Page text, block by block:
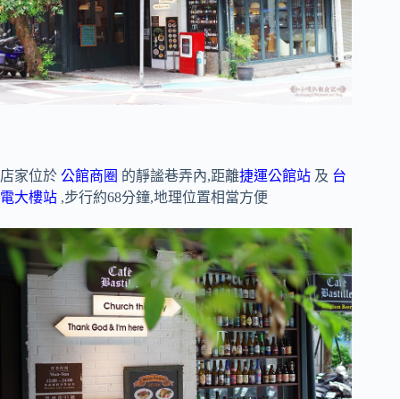
店家位於 公館商圈 的靜謐巷弄內,距離捷運公館站 及 台
電大樓站 ,步行約68分鐘,地理位置相當方便